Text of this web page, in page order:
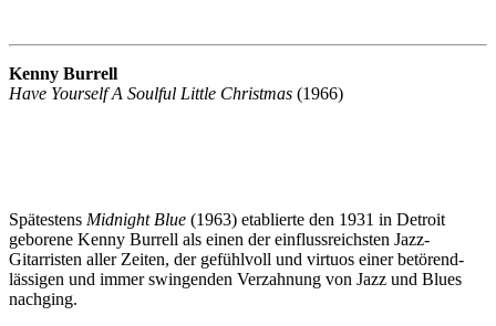
Kenny Burrell
Have Yourself A Soulful Little Christmas (1966)
Spätestens Midnight Blue (1963) etablierte den 1931 in Detroit
geborene Kenny Burrell als einen der einflussreichsten Jazz-
Gitarristen aller Zeiten, der gefühlvoll und virtuos einer betörend-
lässigen und immer swingenden Verzahnung von Jazz und Blues
nachging.